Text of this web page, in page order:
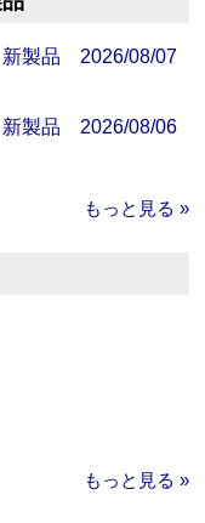
新製品 2026/08/07
新製品 2026/08/06
もっと見る »
もっと見る »